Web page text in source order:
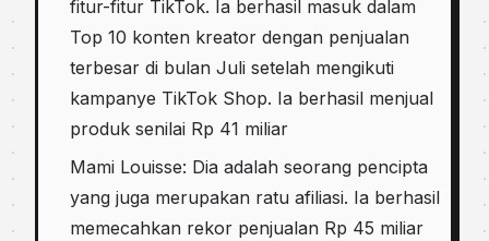
fitur-fitur TikTok. Ia berhasil masuk dalam
Top 10 konten kreator dengan penjualan
terbesar di bulan Juli setelah mengikuti
kampanye TikTok Shop. Ia berhasil menjual
produk senilai Rp 41 miliar
Mami Louisse: Dia adalah seorang pencipta
yang juga merupakan ratu afiliasi. Ia berhasil
memecahkan rekor penjualan Rp 45 miliar